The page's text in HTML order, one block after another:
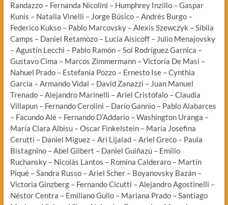
Randazzo – Fernanda Nicolini – Humphrey Inzillo – Gaspar
Kunis – Natalia Vinelli – Jorge Búsico – Andrés Burgo –
Federico Kukso – Pablo Marcovsky – Alexis Szewczyk – Sibila
Camps – Daniel Retamozo – Lucía Aisicoff – Julio Menajovsky
– Agustín Lecchi – Pablo Ramón – Sol Rodríguez Garnica –
Gustavo Cima – Marcos Zimmermann – Victoria De Masi –
Nahuel Prado – Estefanía Pozzo – Ernesto Ise – Cynthia
García – Armando Vidal – David Zanazzi – Juan Manuel
Trenado – Alejandro Marinelli – Ariel Cristófalo – Claudia
Villapun – Fernando Cerolini – Darío Gannio – Pablo Alabarces
– Facundo Alé – Fernando D’Addario – Washington Uranga –
María Clara Albisu – Oscar Finkelstein – María Josefina
Cerutti – Daniel Miguez – Ari Lijalad – Ariel Greco – Paula
Bistagnino – Abel Gilbert – Daniel Guiñazú – Emilio
Ruchansky – Nicolás Lantos – Romina Calderaro – Martín
Piqué – Sandra Russo – Ariel Scher – Boyanovsky Bazán –
Victoria Ginzberg – Fernando Cicutti – Alejandro Agostinelli –
Néstor Centra – Emiliano Gullo – Mariana Prado – Santiago